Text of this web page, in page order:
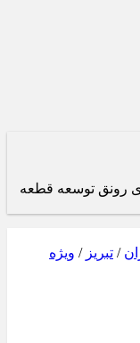
برای رونق توسعه قطعه
/ تبریز / ویژه